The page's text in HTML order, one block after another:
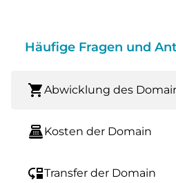
Häufige Fragen und
shopping_cartAbwicklung des
point_of_saleKosten der Domain
move_downTransfer der Domain